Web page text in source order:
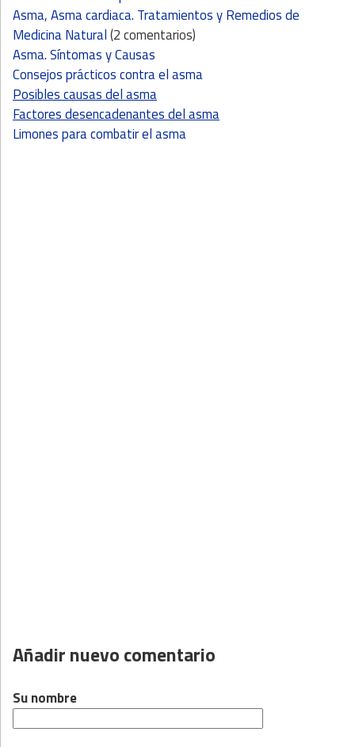
Asma, Asma cardiaca. Tratamientos y Remedios de
Medicina Natural(2 comentarios)
Asma. Síntomas y Causas
Consejos prácticos contra el asma
Posibles causas del asma
Factores desencadenantes del asma
Limones para combatir el asma
Añadir nuevo comentario
Su nombre